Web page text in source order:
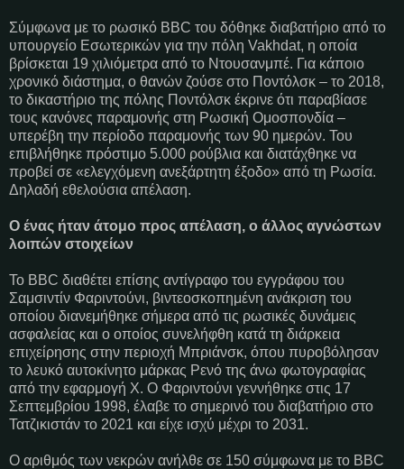
Σύμφωνα με το ρωσικό BBC του δόθηκε διαβατήριο από το
υπουργείο Εσωτερικών για την πόλη Vakhdat, η οποία
βρίσκεται 19 χιλιόμετρα από το Ντουσανμπέ. Για κάποιο
χρονικό διάστημα, ο θανών ζούσε στο Ποντόλσκ – το 2018,
το δικαστήριο της πόλης Ποντόλσκ έκρινε ότι παραβίασε
τους κανόνες παραμονής στη Ρωσική Ομοσπονδία –
υπερέβη την περίοδο παραμονής των 90 ημερών. Του
επιβλήθηκε πρόστιμο 5.000 ρούβλια και διατάχθηκε να
προβεί σε «ελεγχόμενη ανεξάρτητη έξοδο» από τη Ρωσία.
Δηλαδή εθελούσια απέλαση.
Ο ένας ήταν άτομο προς απέλαση, ο άλλος αγνώστων
λοιπών στοιχείων
Το BBC διαθέτει επίσης αντίγραφο του εγγράφου του
Σαμσιντίν Φαριντούνι, βιντεοσκοπημένη ανάκριση του
οποίου διανεμήθηκε σήμερα από τις ρωσικές δυνάμεις
ασφαλείας και ο οποίος συνελήφθη κατά τη διάρκεια
επιχείρησης στην περιοχή Μπριάνσκ, όπου πυροβόλησαν
το λευκό αυτοκίνητο μάρκας Ρενό της άνω φωτογραφίας
από την εφαρμογή X. Ο Φαριντούνι γεννήθηκε στις 17
Σεπτεμβρίου 1998, έλαβε το σημερινό του διαβατήριο στο
Τατζικιστάν το 2021 και είχε ισχύ μέχρι το 2031.
Ο αριθμός των νεκρών ανήλθε σε 150 σύμφωνα με το BBC